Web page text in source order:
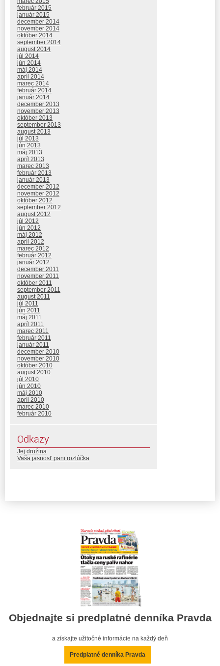
február 2015
január 2015
december 2014
november 2014
október 2014
september 2014
august 2014
júl 2014
jún 2014
máj 2014
apríl 2014
marec 2014
február 2014
január 2014
december 2013
november 2013
október 2013
september 2013
august 2013
júl 2013
jún 2013
máj 2013
apríl 2013
marec 2013
február 2013
január 2013
december 2012
november 2012
október 2012
september 2012
august 2012
júl 2012
jún 2012
máj 2012
apríl 2012
marec 2012
február 2012
január 2012
december 2011
november 2011
október 2011
september 2011
august 2011
júl 2011
jún 2011
máj 2011
apríl 2011
marec 2011
február 2011
január 2011
december 2010
november 2010
október 2010
august 2010
júl 2010
jún 2010
máj 2010
apríl 2010
marec 2010
február 2010
Odkazy
Jej družina
Vaša jasnosť pani rozlúčka
Objednajte si predplatné denníka Pravda
a získajte užitočné informácie na každý deň
Predplatné denníka Pravda